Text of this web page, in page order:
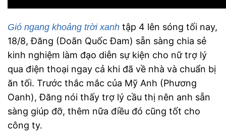
Gió ngang khoảng trời xanh tập 4 lên sóng tối nay,
18/8,Đăng (Doãn Quốc Đam) sẵn sàng chia sẻ
kinh nghiệm làm đạo diễn sự kiện cho nữtrợ lý
qua điện thoại ngay cả khi đã về nhà và chuẩn bị
ăn tối. Trước thắc mắc của Mỹ Anh (Phương
Oanh), Đăng nói thấy trợ lý cầu thị nên anh sẵn
sàng giúp đỡ, thêm nữa điều đó cũng tốt cho
công ty.